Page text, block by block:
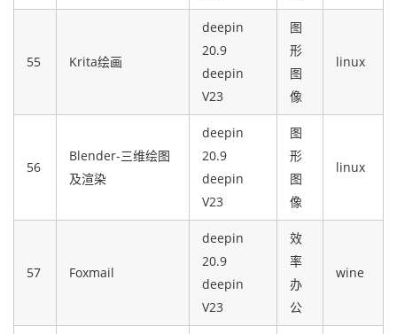
55 Krita绘画
deepin
20.9
deepin
V23
图
形
图
像
linux
56
Blender-三维绘图
及渲染
deepin
20.9
deepin
V23
图
形
图
像
linux
57 Foxmail
deepin
20.9
deepin
V23
效
率
办
公
wine